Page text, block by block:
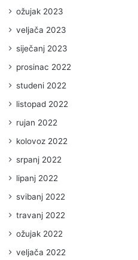
ožujak 2023
veljača 2023
siječanj 2023
prosinac 2022
studeni 2022
listopad 2022
rujan 2022
kolovoz 2022
srpanj 2022
lipanj 2022
svibanj 2022
travanj 2022
ožujak 2022
veljača 2022